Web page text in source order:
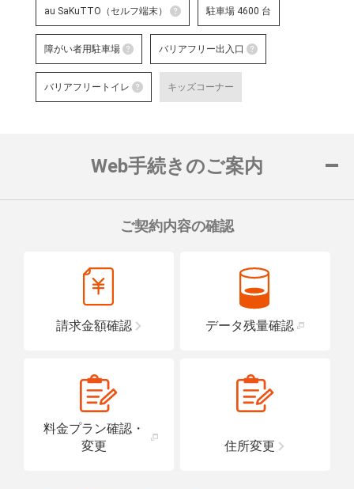
au SaKuTTO（セルフ端末）
au SaKuTTO（セルフ端末）
お客さまご自身でお手続き可
る店舗です。
対応可能なお手続きなど詳細は
駐車場 4600 台
障がい者用駐車場
障がい者用駐車場
障がい者用の駐車スペースをご用意して
バリアフリー出入口
バリアフリートイレ
詳細はこちら
キッズコーナー
Web手続きのご案内
ご契約内容の確認
請求金額確認 データ残量確認
料金プラン確認・
変更
住所変更